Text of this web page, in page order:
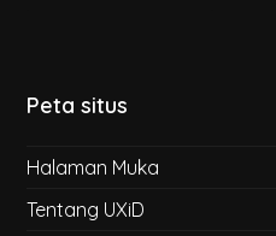
Peta situs
Halaman Muka
Tentang UXiD